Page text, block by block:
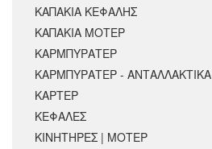
ΚΑΠΑΚΙΑ ΚΕΦΑΛΗΣ
ΚΑΠΑΚΙΑ ΜΟΤΕΡ
ΚΑΡΜΠΥΡΑΤΕΡ
ΚΑΡΜΠΥΡΑΤΕΡ - ΑΝΤΑΛΛΑΚΤΙΚΑ
ΚΑΡΤΕΡ
ΚΕΦΑΛΕΣ
ΚΙΝΗΤΗΡΕΣ | ΜΟΤΕΡ